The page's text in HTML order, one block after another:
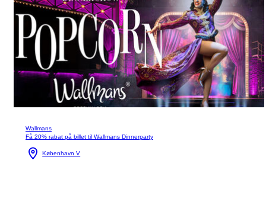
Wallmans
Få 20% rabat på billet til Wallmans Dinnerparty
København V